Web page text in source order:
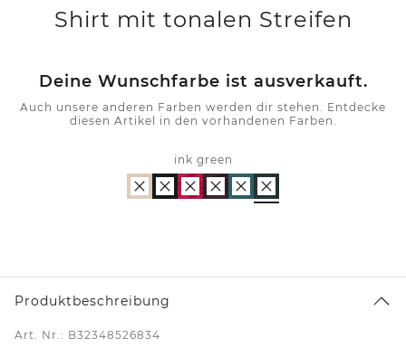
Shirt mit tonalen Streifen
Deine Wunschfarbe ist ausverkauft.
Auch unsere anderen Farben werden dir stehen. Entdecke
diesen Artikel in den vorhandenen Farben.
ink green
Produktbeschreibung
Art. Nr.: B32348526834